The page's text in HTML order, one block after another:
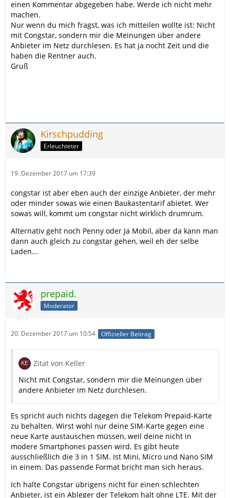
einen Kommentar abgegeben habe. Werde ich nicht mehr
machen.
Nur wenn du mich fragst, was ich mitteilen wollte ist: Nicht
mit Congstar, sondern mir die Meinungen über andere
Anbieter im Netz durchlesen. Es hat ja nocht Zeit und die
haben die Rentner auch.
Gruß
Kirschpudding
Erleuchteter
19. Dezember 2017 um 17:39
congstar ist aber eben auch der einzige Anbieter, der mehr
oder minder sowas wie einen Baukastentarif abietet. Wer
sowas will, kommt um congstar nicht wirklich drumrum.
Alternativ geht noch Penny oder Ja Mobil, aber da kann man
dann auch gleich zu congstar gehen, weil eh der selbe
Laden...
prepaid.
Moderator
20. Dezember 2017 um 10:54 Offizieller Beitrag
Zitat von Keller
Nicht mit Congstar, sondern mir die Meinungen über
andere Anbieter im Netz durchlesen.
Es spricht auch nichts dagegen die Telekom Prepaid-Karte
zu behalten. Wirst wohl nur deine SIM-Karte gegen eine
neue Karte austauschen müssen, weil deine nicht in
modere Smartphones passen wird. Es gibt heute
ausschließlich die 3 in 1 SIM. Ist Mini, Micro und Nano SIM
in einem. Das passende Format bricht man sich heraus.
Ich halte Congstar übrigens nicht für einen schlechten
Anbieter, ist ein Ableger der Telekom halt ohne LTE. Mit der